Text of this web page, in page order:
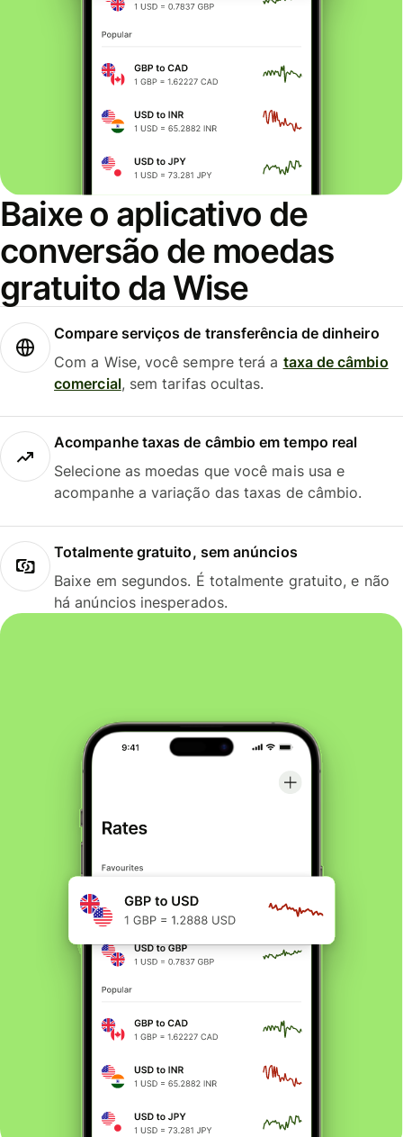
Baixe o aplicativo de
conversão de moedas
gratuito da Wise
Compare serviços de transferência de dinheiro
Com a Wise, você sempre terá a taxa de câmbio
comercial, sem tarifas ocultas.
Acompanhe taxas de câmbio em tempo real
Selecione as moedas que você mais usa e
acompanhe a variação das taxas de câmbio.
Totalmente gratuito, sem anúncios
Baixe em segundos. É totalmente gratuito, e não
há anúncios inesperados.